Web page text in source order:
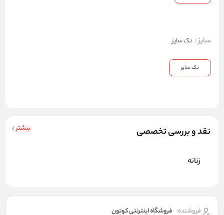
نقد و بررسی تخصصی بیشتر
زنانه
فروشنده: فروشگاه اینترنتی کوتون
سایز: تک سایز
تک سایز